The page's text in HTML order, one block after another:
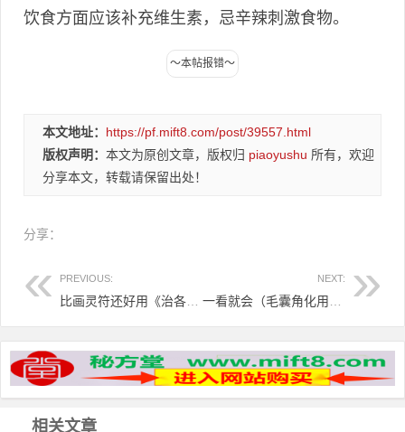
饮食方面应该补充维生素，忌辛辣刺激食物。
本文地址： https://pf.mift8.com/post/39557.html
版权声明： 本文为原创文章，版权归 piaoyushu 所有，欢迎
分享本文，转载请保留出处！
分享：
PREVIOUS: NEXT:
相关文章